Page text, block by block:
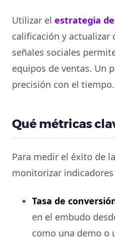
Utilizar el estrategia
calificación y
señales sociales
equipos de ventas. Un
precisión con el tiempo.
Qué métricas
Para medir el éxito de
monitorizar
Tasa de
en el embudo
como una demo o